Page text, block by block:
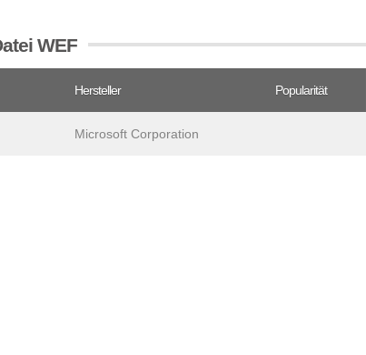
WEF
Hersteller Popularität
Microsoft Corporation